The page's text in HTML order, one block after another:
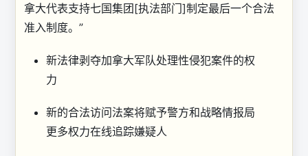
拿大代表支持七国集团[执法部门]制定最后一个合法
准入制度。”
新法律剥夺加拿大军队处理性侵犯案件的权
力
新的合法访问法案将赋予警方和战略情报局
更多权力在线追踪嫌疑人